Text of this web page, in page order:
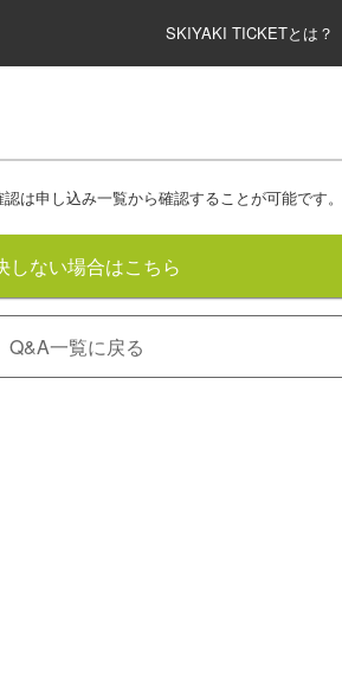
SKIYAKI TICKETとは？
は申し込み一覧から確認することが可能です。
しない場合はこちら
Q&A一覧に戻る